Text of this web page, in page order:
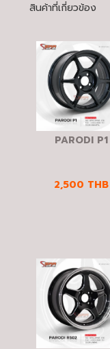
สินค้าที่เกี่ยวข้อง
PARODI P1
2,500 THB